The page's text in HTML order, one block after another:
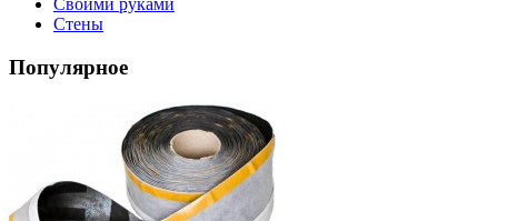
Своими руками
Стены
Популярное